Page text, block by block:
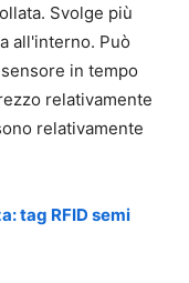
Svolge più
all'interno. Può
in tempo
relativamente
relativamente
tag RFID semi